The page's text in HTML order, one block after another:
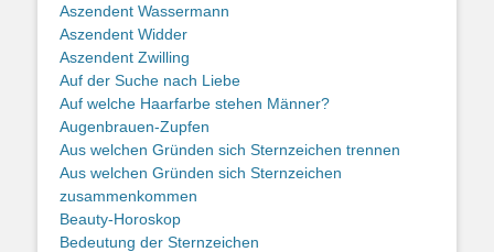
Aszendent Wassermann
Aszendent Widder
Aszendent Zwilling
Auf der Suche nach Liebe
Auf welche Haarfarbe stehen Männer?
Augenbrauen-Zupfen
Aus welchen Gründen sich Sternzeichen trennen
Aus welchen Gründen sich Sternzeichen
zusammenkommen
Beauty-Horoskop
Bedeutung der Sternzeichen